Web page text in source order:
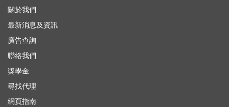
關於我們
最新消息及資訊
廣告查詢
聯絡我們
獎學金
尋找代理
網頁指南